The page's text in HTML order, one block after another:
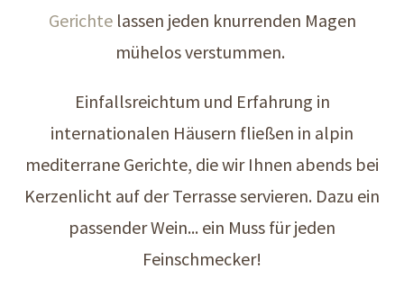
Gerichtelassen jeden knurrenden Magen
mühelos verstummen.
Einfallsreichtum und Erfahrung in
internationalen Häusern fließen in alpin
mediterrane Gerichte, die wir Ihnen abends bei
Kerzenlicht auf der Terrasse servieren. Dazu ein
passender Wein... ein Muss für jeden
Feinschmecker!